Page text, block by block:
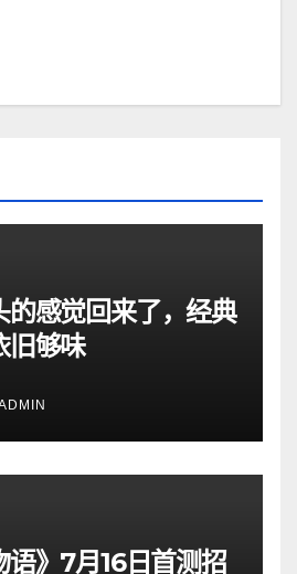
的感觉回来了，经典
旧够味
语》7月16日首测招